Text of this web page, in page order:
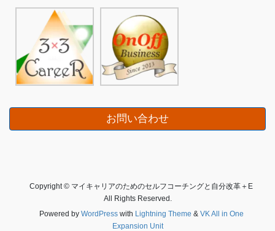
お問い合わせ
Copyright © マイキャリアのためのセルフコーチングと自分改革＋E
All Rights Reserved.
Powered by WordPresswith Lightning Theme & VK All in One
Expansion Unit